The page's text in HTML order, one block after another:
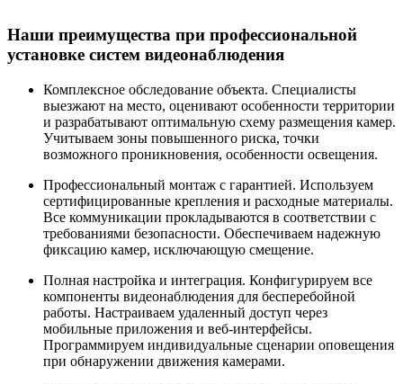
Наши преимущества при профессиональной
установке систем видеонаблюдения
Комплексное обследование объекта. Специалисты
выезжают на место, оценивают особенности территории
и разрабатывают оптимальную схему размещения камер.
Учитываем зоны повышенного риска, точки
возможного проникновения, особенности освещения.
Профессиональный монтаж с гарантией. Используем
сертифицированные крепления и расходные материалы.
Все коммуникации прокладываются в соответствии с
требованиями безопасности. Обеспечиваем надежную
фиксацию камер, исключающую смещение.
Полная настройка и интеграция. Конфигурируем все
компоненты видеонаблюдения для бесперебойной
работы. Настраиваем удаленный доступ через
мобильные приложения и веб-интерфейсы.
Программируем индивидуальные сценарии оповещения
при обнаружении движения камерами.